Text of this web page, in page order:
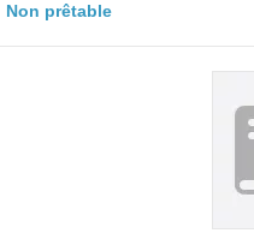
Non prêtable